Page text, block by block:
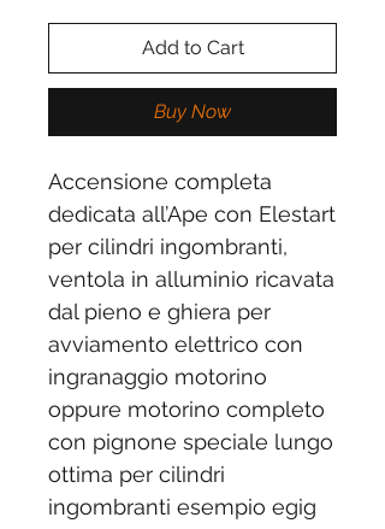
Add to Cart
Buy Now
Accensione completa
dedicata all’Ape con Elestart
per cilindri ingombranti,
ventola in alluminio ricavata
dal pieno e ghiera per
avviamento elettrico con
ingranaggio motorino
oppure motorino completo
con pignone speciale lungo
ottima per cilindri
ingombranti esempio egig